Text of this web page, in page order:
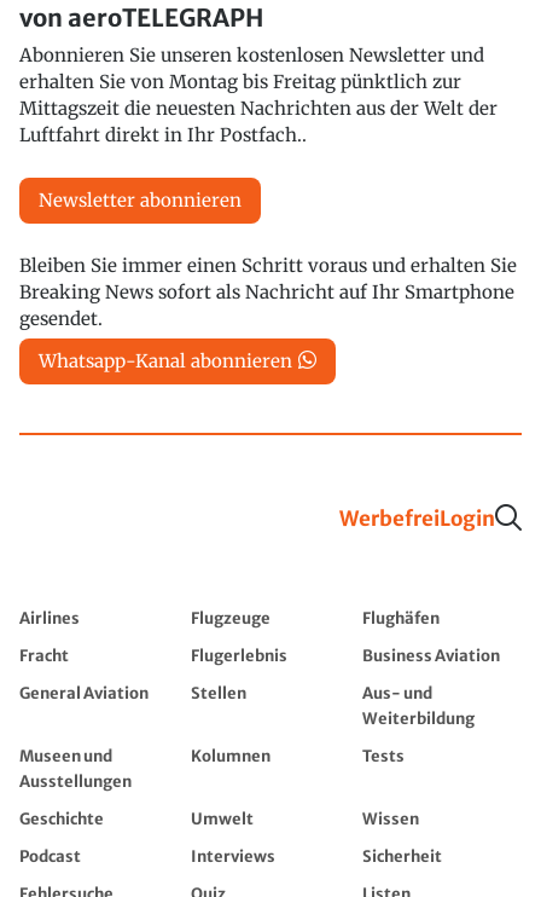
von aeroTELEGRAPH
Abonnieren Sie unseren kostenlosen Newsletter und
erhalten Sie von Montag bis Freitag pünktlich zur
Mittagszeit die neuesten Nachrichten aus der Welt der
Luftfahrt direkt in Ihr Postfach..
Newsletter abonnieren
Bleiben Sie immer einen Schritt voraus und erhalten Sie
Breaking News sofort als Nachricht auf Ihr Smartphone
gesendet.
Whatsapp-Kanal abonnieren
WerbefreiLogin
Airlines Flugzeuge
Flughäfen
Fracht
Flugerlebnis
Business Aviation
General Aviation
Stellen
Aus- und
Weiterbildung
Museen und
Ausstellungen
Kolumnen Tests
Geschichte Umwelt
Wissen
Podcast
Interviews
Sicherheit